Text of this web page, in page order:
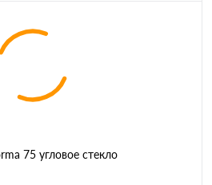
75 угловое стекло